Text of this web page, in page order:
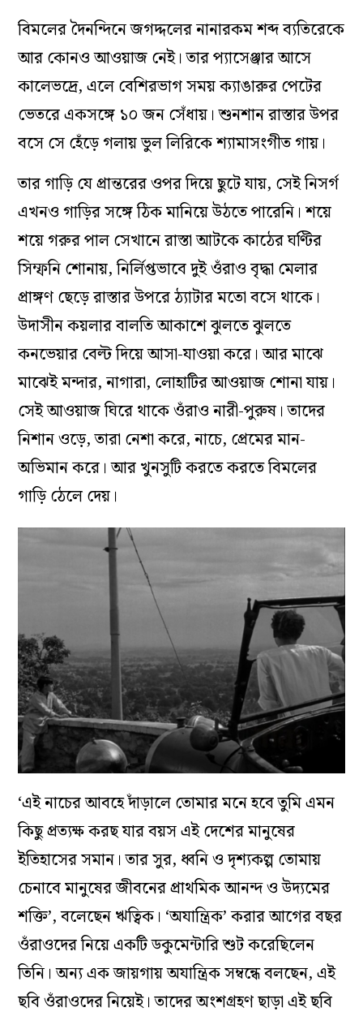
বিমলের দৈনন্দিনে জগদ্দলের নানারকম শব্দ ব্যতিরেকে
আর কোনও আওয়াজ নেই। তার প্যাসেঞ্জার আসে
কালেভদ্রে, এলে বেশিরভাগ সময় ক্যাঙারুর পেটের
ভেতরে একসঙ্গে ১০ জন সেঁধায়। শুনশান রাস্তার উপর
বসে সে হেঁড়ে গলায় ভুল লিরিকে শ্যামাসংগীত গায়।
তার গাড়ি যে প্রান্তরের ওপর দিয়ে ছুটে যায়, সেই নিসর্গ
এখনও গাড়ির সঙ্গে ঠিক মানিয়ে উঠতে পারেনি। শয়ে
শয়ে গরুর পাল সেখানে রাস্তা আটকে কাঠের ঘণ্টির
সিম্ফনি শোনায়, নির্লিপ্তভাবে দুই ওঁরাও বৃদ্ধা মেলার
প্রাঙ্গণ ছেড়ে রাস্তার উপরে ঠ্যাটার মতো বসে থাকে।
উদাসীন কয়লার বালতি আকাশে ঝুলতে ঝুলতে
কনভেয়ার বেল্ট দিয়ে আসা-যাওয়া করে। আর মাঝে
মাঝেই মন্দার, নাগারা, লোহাটির আওয়াজ শোনা যায়।
সেই আওয়াজ ঘিরে থাকে ওঁরাও নারী-পুরুষ। তাদের
নিশান ওড়ে, তারা নেশা করে, নাচে, প্রেমের মান-
অভিমান করে। আর খুনসুটি করতে করতে বিমলের
গাড়ি ঠেলে দেয়।
‘এই নাচের আবহে দাঁড়ালে তোমার মনে হবে তুমি এমন
কিছু প্রত্যক্ষ করছ যার বয়স এই দেশের মানুষের
ইতিহাসের সমান। তার সুর, ধ্বনি ও দৃশ্যকল্প তোমায়
চেনাবে মানুষের জীবনের প্রাথমিক আনন্দ ও উদ্যমের
শক্তি’, বলেছেন ঋত্বিক। ‘অযান্ত্রিক’ করার আগের বছর
ওঁরাওদের নিয়ে একটি ডকুমেন্টারি শুট করেছিলেন
তিনি। অন্য এক জায়গায় অযান্ত্রিক সম্বন্ধে বলছেন, এই
ছবি ওঁরাওদের নিয়েই। তাদের অংশগ্রহণ ছাড়া এই ছবি